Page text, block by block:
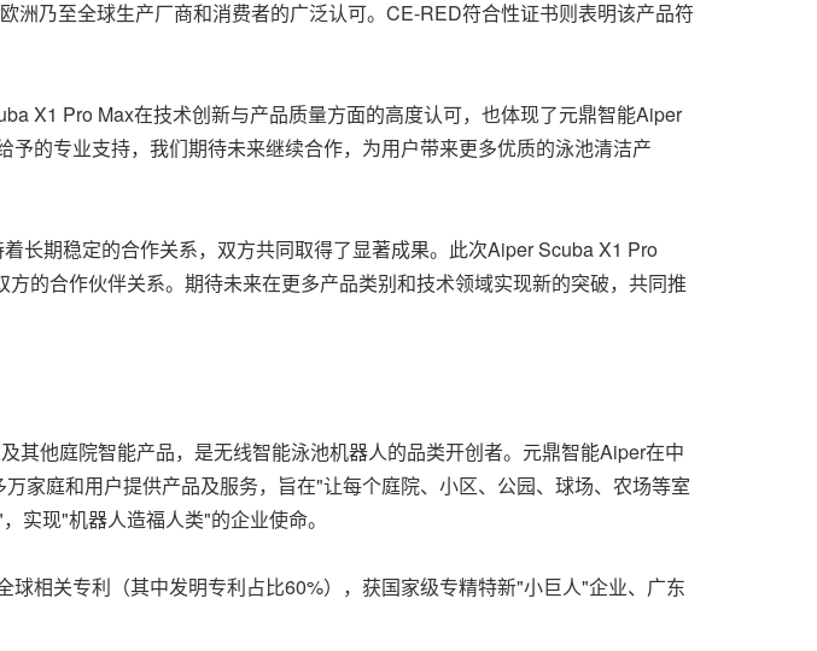
乃至全球生产厂商和消费者的广泛认可。CE-RED符合性证书则表明该产品符
X1 Pro Max在技术创新与产品质量方面的高度认可，也体现了元鼎智能Aiper
的专业支持，我们期待未来继续合作，为用户带来更多优质的泳池清洁产
长期稳定的合作关系，双方共同取得了显著成果。此次Aiper Scuba X1 Pro
方的合作伙伴关系。期待未来在更多产品类别和技术领域实现新的突破，共同推
他庭院智能产品，是无线智能泳池机器人的品类开创者。元鼎智能Aiper在中
家庭和用户提供产品及服务，旨在"让每个庭院、小区、公园、球场、农场等室
实现"机器人造福人类"的企业使命。
相关专利（其中发明专利占比60%），获国家级专精特新"小巨人"企业、广东